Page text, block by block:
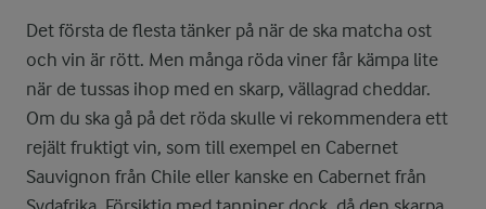
Det första de flesta tänker på när de ska matcha ost
och vin är rött. Men många röda viner får kämpa lite
när de tussas ihop med en skarp, vällagrad cheddar.
Om du ska gå på det röda skulle vi rekommendera ett
rejält fruktigt vin, som till exempel en Cabernet
Sauvignon från Chile eller kanske en Cabernet från